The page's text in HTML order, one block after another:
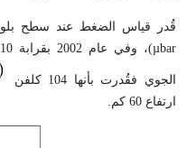
الجوي فقُدرت بأنها 104 كلفن
ارتفاع 60 كم.